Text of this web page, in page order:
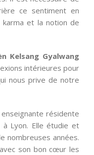
ce sentiment en
et la notion de
Kelsang Gyalwang
intérieures pour
nous prive de notre
résidente
à Lyon. Elle étudie et
nombreuses années.
son bon cœur les